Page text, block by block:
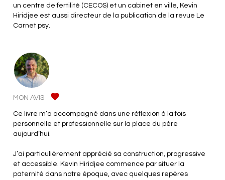
un centre de fertilité (CECOS) et un cabinet en ville, Kevin
Hiridjee est aussi directeur de la publication de la revue Le
Carnet psy.
MON AVIS
Ce livre m’a accompagné dans une réflexion à la fois
personnelle et professionnelle sur la place du père
aujourd’hui.
J’ai particulièrement apprécié sa construction, progressive
et accessible. Kevin Hiridjee commence par situer la
paternité dans notre époque, avec quelques repères